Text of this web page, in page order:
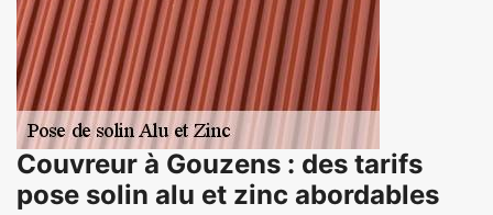
Couvreur à Gouzens : des tarifs
pose solin alu et zinc abordables